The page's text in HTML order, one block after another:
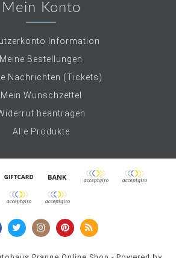
Mein Konto
Information
Meine Bestellungen
Nachrichten (Tickets)
Mein Wunschzettel
beantragen
Alle Produkte